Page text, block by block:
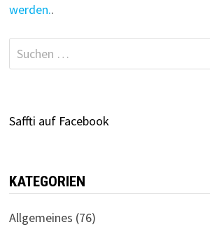
werden..
Suchen
nach:
Saffti auf Facebook
KATEGORIEN
Allgemeines (76)